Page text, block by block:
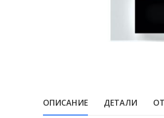
ОПИСАНИЕ ДЕТАЛИ